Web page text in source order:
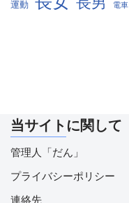
運動
電車
当サイトに関して
管理人「だん」
プライバシーポリシー
連絡先